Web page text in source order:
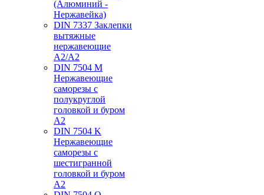
(Алюминий -
Нержавейка)
DIN 7337 Заклепки
вытяжные
нержавеющие
A2/A2
DIN 7504 M
Нержавеющие
саморезы с
полукруглой
головкой и буром
А2
DIN 7504 K
Нержавеющие
саморезы с
шестигранной
головкой и буром
А2